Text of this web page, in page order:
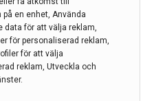
en enhet, Använda
data för att välja reklam,
för personaliserad reklam,
för att välja
reklam, Utveckla och